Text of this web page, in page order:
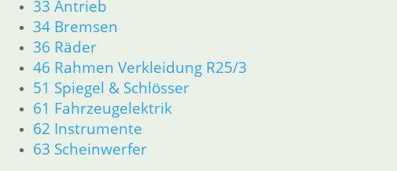
33 Antrieb
34 Bremsen
36 Räder
46 Rahmen Verkleidung R25/3
51 Spiegel & Schlösser
61 Fahrzeugelektrik
62 Instrumente
63 Scheinwerfer
Feder
4,90€
Artikelnummer: 1241849
inkl. MwSt.
zzgl.Versandkosten